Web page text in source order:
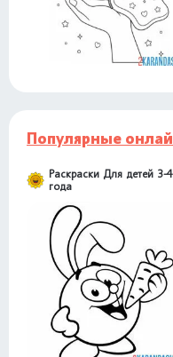
Популярные
Раскраски Для детей 3-4
года